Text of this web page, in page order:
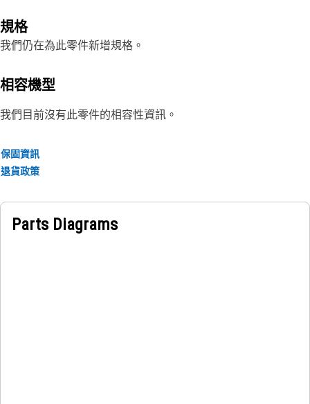
規格
我們仍在為此零件新增規格。
相容機型
我們目前沒有此零件的相容性資訊。
保固資訊
退貨政策
Parts Diagrams